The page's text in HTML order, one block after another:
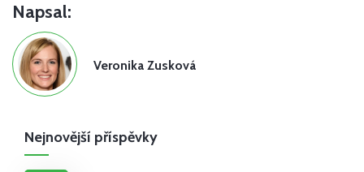
Napsal:
Veronika Zusková
Nejnovější příspěvky